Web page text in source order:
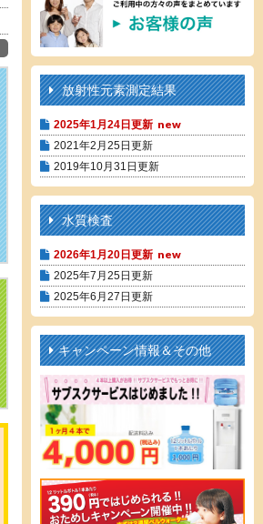
放射性元素測定結果
2025年1月24日更新
2021年2月25日更新
2019年10月31日更新
水質検査
2026年1月20日更新
2025年7月25日更新
2025年6月27日更新
キャンペーン情報＆その他